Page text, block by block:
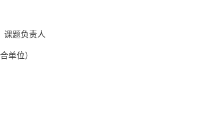
课题负责人
单位）